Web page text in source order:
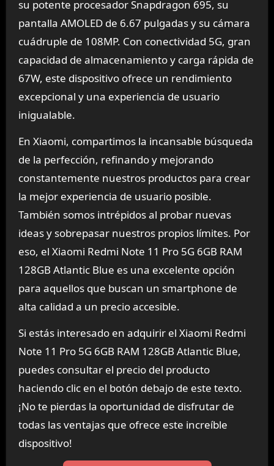
su potente procesador Snapdragon 695, su
pantalla AMOLED de 6.67 pulgadas y su cámara
cuádruple de 108MP. Con conectividad 5G, gran
capacidad de almacenamiento y carga rápida de
67W, este dispositivo ofrece un rendimiento
excepcional y una experiencia de usuario
inigualable.
En Xiaomi, compartimos la incansable búsqueda
de la perfección, refinando y mejorando
constantemente nuestros productos para crear
la mejor experiencia de usuario posible.
También somos intrépidos al probar nuevas
ideas y sobrepasar nuestros propios límites. Por
eso, el Xiaomi Redmi Note 11 Pro 5G 6GB RAM
128GB Atlantic Blue es una excelente opción
para aquellos que buscan un smartphone de
alta calidad a un precio accesible.
Si estás interesado en adquirir el Xiaomi Redmi
Note 11 Pro 5G 6GB RAM 128GB Atlantic Blue,
puedes consultar el precio del producto
haciendo clic en el botón debajo de este texto.
¡No te pierdas la oportunidad de disfrutar de
todas las ventajas que ofrece este increíble
dispositivo!